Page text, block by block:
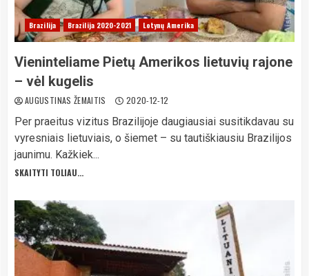
Brazilija Brazilija 2020-2021 Lotynų Amerika
Vieninteliame Pietų Amerikos lietuvių rajone
– vėl kugelis
AUGUSTINAS ŽEMAITIS 2020-12-12
Per praeitus vizitus Brazilijoje daugiausiai susitikdavau su
vyresniais lietuviais, o šiemet – su tautiškiausiu Brazilijos
jaunimu. Kažkiek...
SKAITYTI TOLIAU...